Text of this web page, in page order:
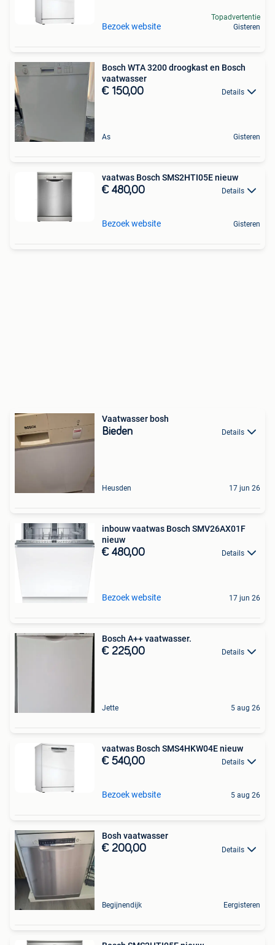
Bezoek website
Topadvertentie
Gisteren
Bosch WTA 3200 droogkast en Bosch
vaatwasser
€ 150,00 Details
As Gisteren
vaatwas Bosch SMS2HTI05E nieuw
€ 480,00 Details
Bezoek website Gisteren
Vaatwasser bosh
Bieden Details
Heusden 17 jun 26
inbouw vaatwas Bosch SMV26AX01F
nieuw
€ 480,00 Details
Bezoek website 17 jun 26
Bosch A++ vaatwasser.
€ 225,00 Details
Jette 5 aug 26
vaatwas Bosch SMS4HKW04E nieuw
€ 540,00 Details
Bezoek website 5 aug 26
Bosh vaatwasser
€ 200,00 Details
Begijnendijk Eergisteren